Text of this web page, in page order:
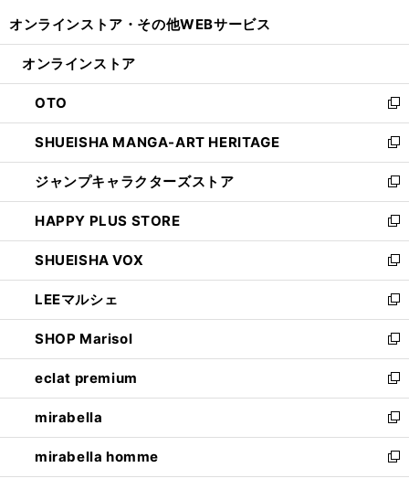
開
ン
ウ
で
開
く
ウ
ン
ド
ウ
で
開
く
オンラインストア・ その他WEBサービス
オンラインストア
OTO
新
し
い
ウ
ィ
ン
ド
ウ
で
開
く
SHUEISHA MANGA-ART HERITAGE
新
し
い
ウ
ィ
ン
ド
ウ
で
開
く
ジャンプキャラクターズストア
新
し
い
ウ
ィ
ン
ド
ウ
で
開
く
HAPPY PLUS STORE
新
し
い
ウ
ィ
ン
ド
ウ
で
開
く
SHUEISHA VOX
新
し
い
ウ
ィ
ン
ド
ウ
で
開
く
LEEマルシェ
新
し
い
ウ
ィ
ン
ド
ウ
で
開
SHOP Marisol
新
し
い
ウ
ィ
ン
ド
ウ
eclat premium
新
し
い
ウ
ィ
ン
mirabella
新
し
い
ウ
mirabella homme
新
し